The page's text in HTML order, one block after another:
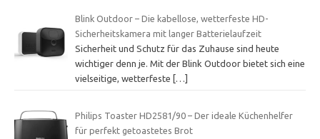
Blink Outdoor – Die kabellose, wetterfeste HD-
Sicherheitskamera mit langer Batterielaufzeit
Sicherheit und Schutz für das Zuhause sind heute
wichtiger denn je. Mit der Blink Outdoor bietet sich eine
vielseitige, wetterfeste
[…]
Philips Toaster HD2581/90 – Der ideale Küchenhelfer
für perfekt getoastetes Brot